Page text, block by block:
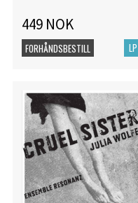
449 NOK
LP
FORHÅNDSBESTILL